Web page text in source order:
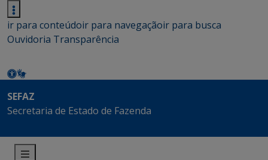
ir para conteúdoir para navegaçãoir para busca
Ouvidoria Transparência
SEFAZ
Secretaria de Estado de Fazenda